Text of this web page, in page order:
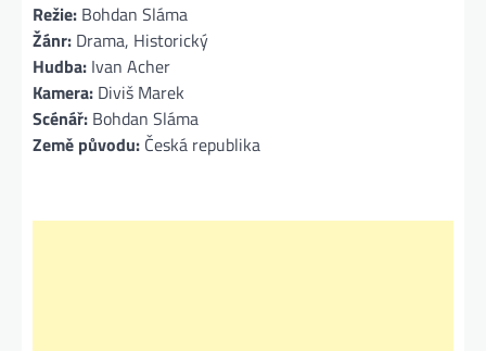
Režie: Bohdan Sláma
Žánr: Drama, Historický
Hudba: Ivan Acher
Kamera: Diviš Marek
Scénář: Bohdan Sláma
Země původu: Česká republika